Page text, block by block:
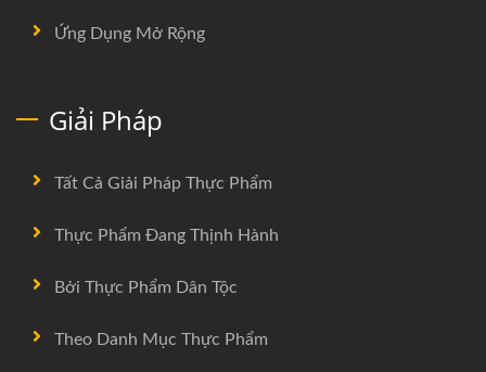
Ứng Dụng Mở Rộng
Giải Pháp
Tất Cả Giải Pháp Thực Phẩm
Thực Phẩm Đang Thịnh Hành
Bởi Thực Phẩm Dân Tộc
Theo Danh Mục Thực Phẩm